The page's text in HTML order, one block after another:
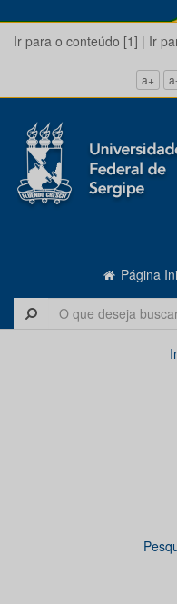
Ir para o conteúdo [1] | Ir
a+
Página